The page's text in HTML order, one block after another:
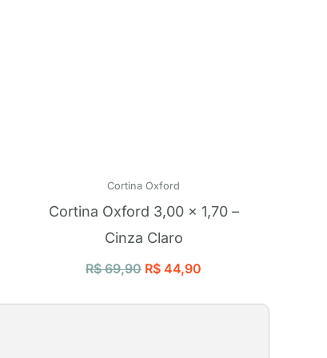
Cortina Oxford
Cortina Oxford 3,00 x 1,70 –
Cinza Claro
R$69,90 R$ 44,90